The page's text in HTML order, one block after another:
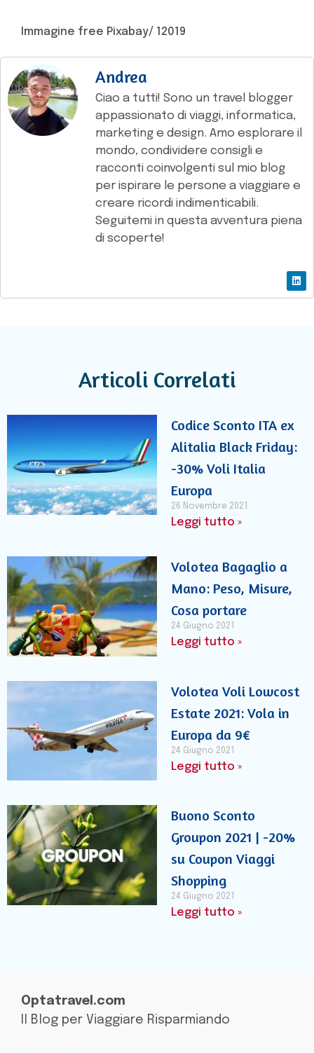
Immagine free Pixabay/ 12019
Andrea
Ciao a tutti! Sono un travel blogger
appassionato di viaggi, informatica,
marketing e design. Amo esplorare il
mondo, condividere consigli e
racconti coinvolgenti sul mio blog
per ispirare le persone a viaggiare e
creare ricordi indimenticabili.
Seguitemi in questa avventura piena
di scoperte!
Articoli Correlati
Codice Sconto ITA ex
Alitalia Black Friday:
-30% Voli Italia
Europa
26 Novembre 2021
Leggi tutto »
Volotea Bagaglio a
Mano: Peso, Misure,
Cosa portare
24 Giugno 2021
Leggi tutto »
Volotea Voli Lowcost
Estate 2021: Vola in
Europa da 9€
24 Giugno 2021
Leggi tutto »
Buono Sconto
Groupon 2021 | -20%
su Coupon Viaggi
Shopping
24 Giugno 2021
Leggi tutto »
Optatravel.com
Il Blog per Viaggiare Risparmiando